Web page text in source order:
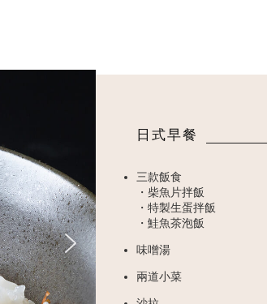
日式早餐
三款飯食
・柴魚片拌飯
・特製生蛋拌飯
・鮭魚茶泡飯
味噌湯
兩道小菜